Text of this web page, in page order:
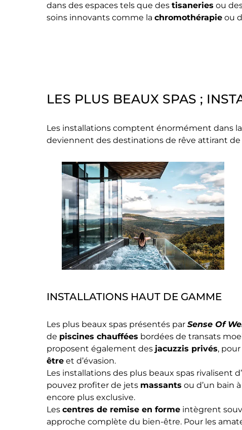
dans des espaces tels que des tisaneries ou
soins innovants comme la chromothérapie ou
LES PLUS BEAUX SPAS ;
Les installations comptent énormément dans
deviennent des destinations de rêve attirant
INSTALLATIONS HAUT DE GAMME
Les plus beaux spas présentés par Sense Of
de piscines chauffées bordées de transats
proposent également des jacuzzis privés,
être et d’évasion.
Les installations des plus beaux spas rivalisent
pouvez profiter de jets massants ou d’un bain à
encore plus exclusive.
Les centres de remise en forme intègrent
approche complète du bien-être. Pour les